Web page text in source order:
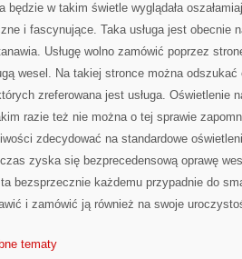
będzie w takim świetle wyglądała
i fascynujące. Taka usługa jest obecnie
Usługę wolno zamówić poprzez
wesel. Na takiej stronce można odszukać
zreferowana jest usługa. Oświetlenie
razie też nie można o tej sprawie
zdecydować na standardowe
zyska się bezprecedensową oprawę
bezsprzecznie każdemu przypadnie do
i zamówić ją również na swoje
tematy